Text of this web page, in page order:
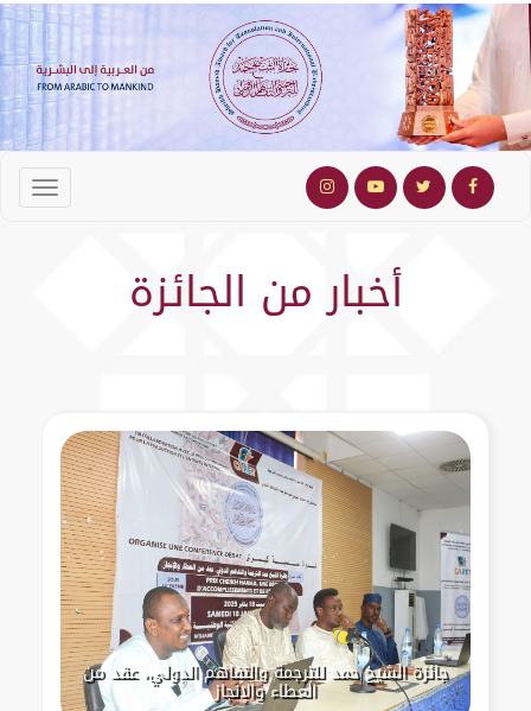
أخبار من الجائزة
جائزة الشيخ حمد للترجمة والتفاهم الدولي، عقد من
العطاء والإنجاز